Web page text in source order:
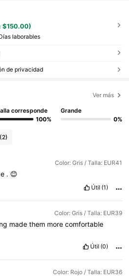
$150.00)
laborables
de privacidad
Ver más
corresponde
100%
Grande
0%
Color: Gris / Talla: EUR41
. 😊
Útil (1)
Color: Gris / Talla: EUR39
madethem morecomfortable
Útil (0)
Color: Rojo / Talla: EUR36